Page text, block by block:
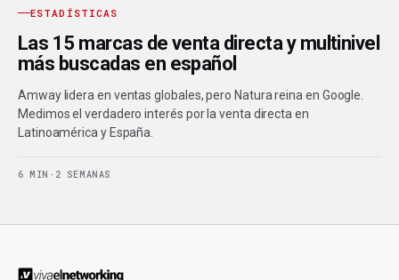
ESTADÍSTICAS
Las 15 marcas de venta directa y multinivel
más buscadas en español
Amway lidera en ventas globales, pero Natura reina en Google.
Medimos el verdadero interés por la venta directa en
Latinoamérica y España.
6 MIN · 2 SEMANAS